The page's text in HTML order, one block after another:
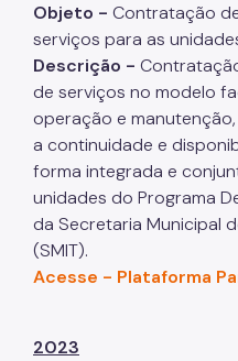
Objeto - Contratação
serviços para as
Descrição -
de serviços no modelo
operação e
a continuidade e
forma integrada e
unidades do Programa
da Secretaria Municipal
(SMIT).
Acesse - Plataforma
2023